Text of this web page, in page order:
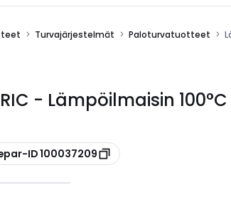
Turvajärjestelmät Paloturvatuotteet
- Lämpöilmaisin
ID 100037209